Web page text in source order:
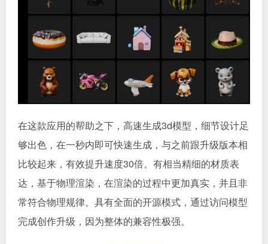
在这款应用的帮助之下，高速生成3d模型，细节设计足
够出色，在一秒内即可快速生成，与之前跟升级版本相
比较起来，有效提升速度30倍。有相当精细的材质表
达，基于物理渲染，在渲染的过程中更加真实，并且非
常符合物理规律。具有全面的开源模式，通过访问模型
完成创作升级，因为整体的兼容性极强。